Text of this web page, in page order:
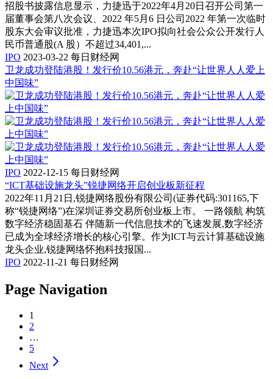
招股书披露信息显示，力捷迅于2022年4月20日召开公司第一
届董事会第八次会议、2022 年5月6 日公司2022 年第一次临时
股东大会审议批准，力捷迅本次IPO拟向社会公众公开发行人
民币普通股(A 股）不超过34,401,...
IPO 2023-03-22 每日财经网
卫龙成功登陆港股！发行价10.56港元，奔赴“让世界人人爱上
中国味”
IPO 2022-12-15 每日财经网
“ICT基础设施龙头”锐捷网络开启创业板新征程
2022年11月21日,锐捷网络股份有限公司(证券代码:301165,下
称“锐捷网络”)在深圳证券交易所创业板上市。 一路领航 构筑
数字经济稳固基石 伴随新一代信息技术的飞速发展,数字经济
已成为全球经济增长的核心引擎。作为ICT与云计算基础设施
龙头企业,锐捷网络怀抱科技报国...
IPO 2022-11-21 每日财经网
Page Navigation
1
2
…
5
Next